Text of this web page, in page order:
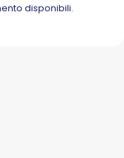
disponibili.